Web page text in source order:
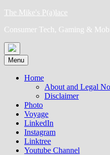
Skip
content
The Mike's P(a)lace
Consumer Tech, Gaming &
Menu
Home
About and Legal
Disclaimer
Photo
Voyage
LinkedIn
Instagram
Linktree
Youtube Channel